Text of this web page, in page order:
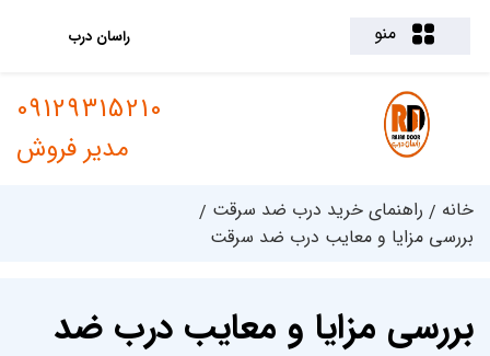
منو راسان درب
09129315210
مدیر فروش
خانه
راهنمای خرید درب ضد سرقت
بررسی مزایا و معایب درب ضد سرقت
بررسی مزایا و معایب درب ضد